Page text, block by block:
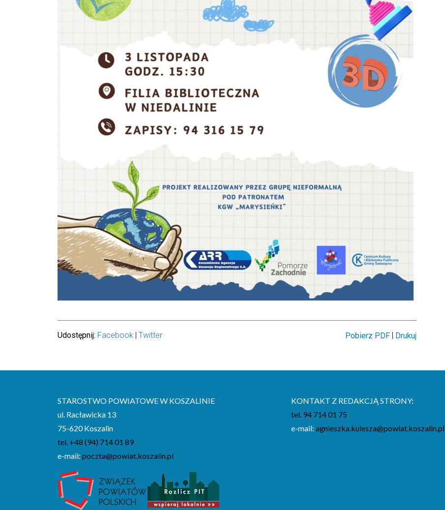
Udostępnij: Facebook | Twitter Pobierz PDF | Drukuj
STAROSTWO POWIATOWE W KOSZALINIE
ul. Racławicka 13
75-620 Koszalin
tel. +48 (94) 714 01 89
e-mail: poczta@powiat.koszalin.pl
KONTAKT Z REDAKCJĄ STRONY:
tel. 94 714 01 75
e-mail: agnieszka.kulesza@powiat.koszalin.pl